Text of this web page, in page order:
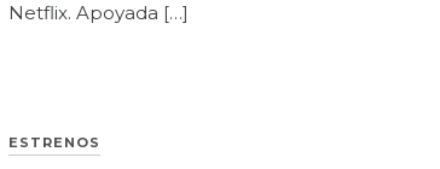
Netflix. Apoyada […]
ESTRENOS